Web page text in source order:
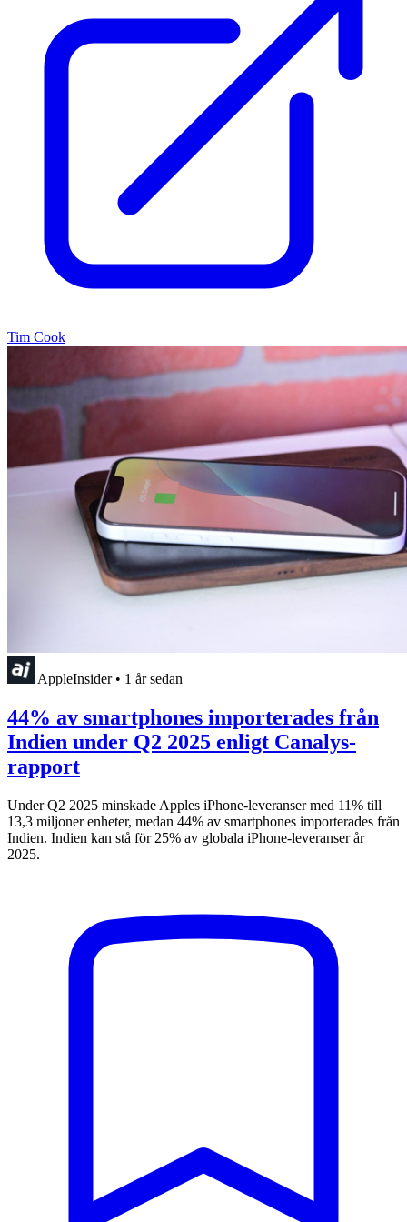
Tim Cook
AppleInsider • 1 år sedan
44% av smartphones importerades från
Indien under Q2 2025 enligt Canalys-
rapport
Under Q2 2025 minskade Apples iPhone-leveranser med 11% till
13,3 miljoner enheter, medan 44% av smartphones importerades från
Indien. Indien kan stå för 25% av globala iPhone-leveranser år
2025.